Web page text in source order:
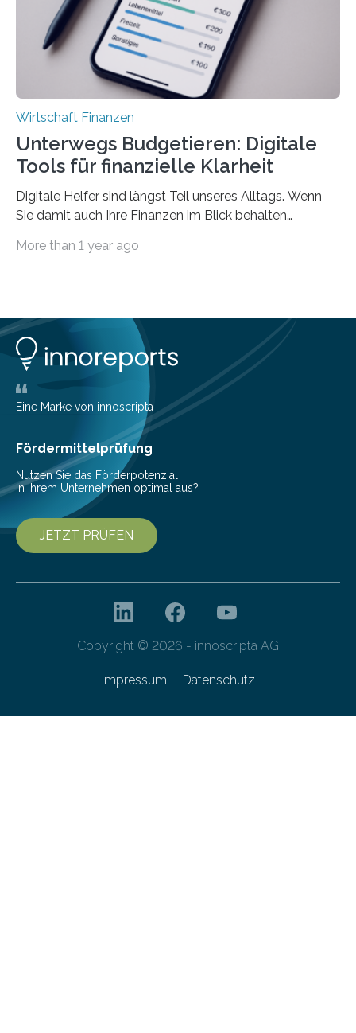
Privatwirtschaft Urlaubsgeld. Zu diesem…
Wirtschaft Finanzen
Unterwegs Budgetieren: Digitale
Tools für finanzielle Klarheit
Digitale Helfer sind längst Teil unseres Alltags. Wenn
Sie damit auch Ihre Finanzen im Blick behalten
die genau das ermöglichen: Sie helfen Ihnen, Ausgaben
Lösungen interessieren. 1. Multibanking-Tools: Alle
Konten auf einen Blick Viele Banken bieten bereits in
ihrem Online-Banking eine Multibanking-Funktion an,
mit der sich Konten bei anderen Banken…
More than 1 year ago
Eine Marke von innoscripta
Fördermittelprüfung
Nutzen Sie das Förderpotenzial
in Ihrem Unternehmen optimal aus?
JETZT PRÜFEN
Copyright © 2026 - innoscripta AG
Impressum Datenschutz